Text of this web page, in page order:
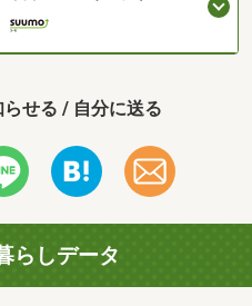
せる / 自分に送る
らしデータ